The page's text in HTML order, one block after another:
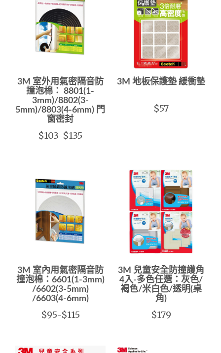
3M 室外用氣密隔音防
撞泡棉： 8801(1-
3mm)/8802(3-
5mm)/8803(4-6mm) 門
窗密封
$103-$135
3M 地板保護墊 緩衝墊
$57
3M 室內用氣密隔音防
撞泡棉：6601(1-3mm)
/6602(3-5mm)
/6603(4-6mm)
$95-$115
3M 兒童安全防撞護角
4入-多色任選：灰色/
褐色/米白色/透明(桌
角)
$179